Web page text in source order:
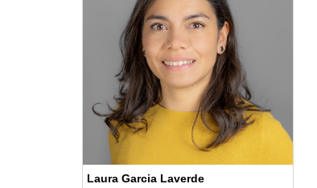
Laura Garcia Laverde